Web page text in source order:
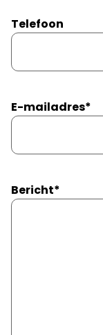
Telefoon
E-mailadres*
Bericht*